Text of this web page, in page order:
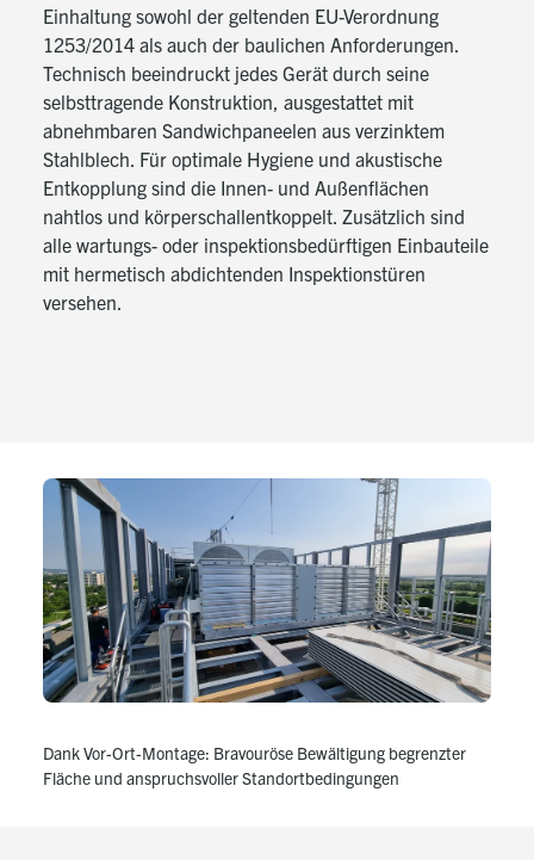
Einhaltung sowohl der geltenden EU-Verordnung
1253/2014 als auch der baulichen Anforderungen.
Technisch beeindruckt jedes Gerät durch seine
selbsttragende Konstruktion, ausgestattet mit
abnehmbaren Sandwichpaneelen aus verzinktem
Stahlblech. Für optimale Hygiene und akustische
Entkopplung sind die Innen- und Außenflächen
nahtlos und körperschallentkoppelt. Zusätzlich sind
alle wartungs- oder inspektionsbedürftigen Einbauteile
mit hermetisch abdichtenden Inspektionstüren
versehen.
Dank Vor-Ort-Montage: Bravouröse Bewältigung begrenzter
Fläche und anspruchsvoller Standortbedingungen